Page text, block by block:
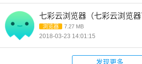
七彩云浏览器（七彩云浏览器
浏览器 7.27 MB
2018-03-23 14:01:15
发现更多